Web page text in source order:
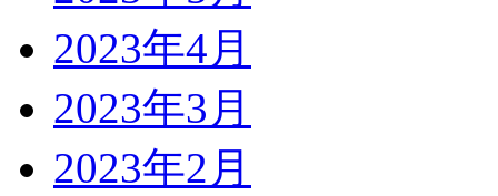
2023年4月
2023年3月
2023年2月